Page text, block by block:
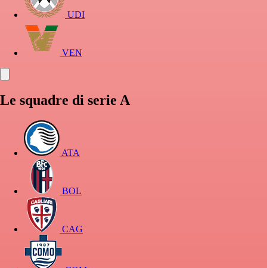
UDI
VEN
Le squadre di serie A
ATA
BOL
CAG